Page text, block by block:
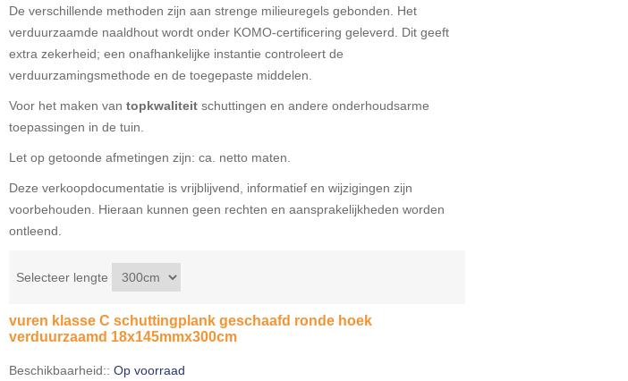
De verschillende methoden zijn aan strenge milieuregels gebonden. Het
verduurzaamde naaldhout wordt onder KOMO-certificering geleverd. Dit geeft
extra zekerheid; een onafhankelijke instantie controleert de
verduurzamingsmethode en de toegepaste middelen.
Voor het maken vantopkwaliteit schuttingen en andere onderhoudsarme
toepassingen in de tuin.
Let op getoonde afmetingen zijn: ca. netto maten.
Deze verkoopdocumentatie is vrijblijvend, informatief en wijzigingen zijn
voorbehouden. Hieraan kunnen geen rechten en aansprakelijkheden worden
ontleend.
Selecteer lengte
vuren klasse C schuttingplank geschaafd ronde hoek
verduurzaamd 18x145mmx300cm
Beschikbaarheid:: Op voorraad